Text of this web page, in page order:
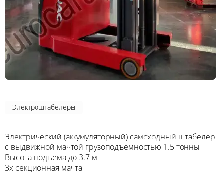
Электроштабелеры
Электрический (аккумуляторный) самоходный штабелер
с выдвижной мачтой грузоподъемностью 1.5 тонны
Высота подъема до 3.7 м
3х секционная мачта